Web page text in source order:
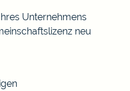
Unternehmens
neu